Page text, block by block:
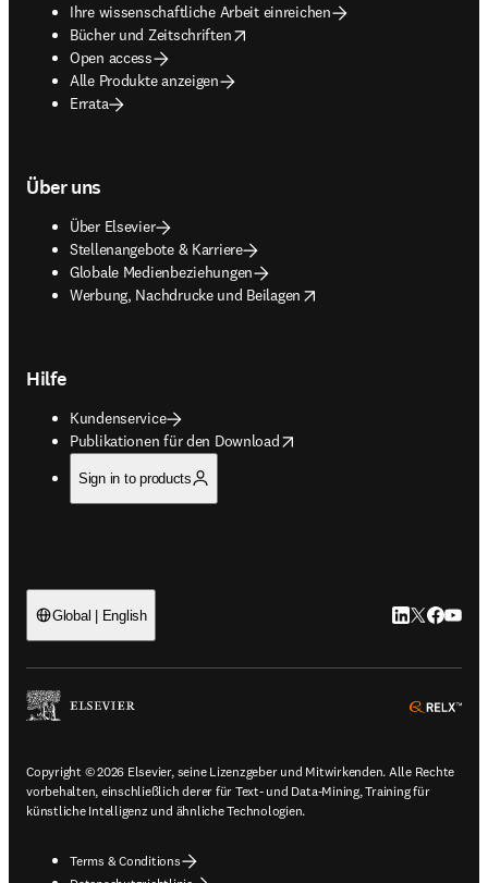
Ihre wissenschaftliche Arbeit einreichen
Bücher und Zeitschriften
opens in new tab/window
Open access
Alle Produkte anzeigen
Errata
Über uns
Über Elsevier
Stellenangebote & Karriere
Globale Medienbeziehungen
Werbung, Nachdrucke und Beilagen
opens in new tab/window
Hilfe
Kundenservice
Publikationen für den Download
opens in new tab/window
Sign in to products
Global | English LinkedIn
Twitter
Copyright © 2026 Elsevier, seine Lizenzgeber und Mitwirkenden. Alle Rechte
vorbehalten, einschließlich derer für Text- und Data-Mining, Training für
künstliche Intelligenz und ähnliche Technologien.
Terms & Conditions